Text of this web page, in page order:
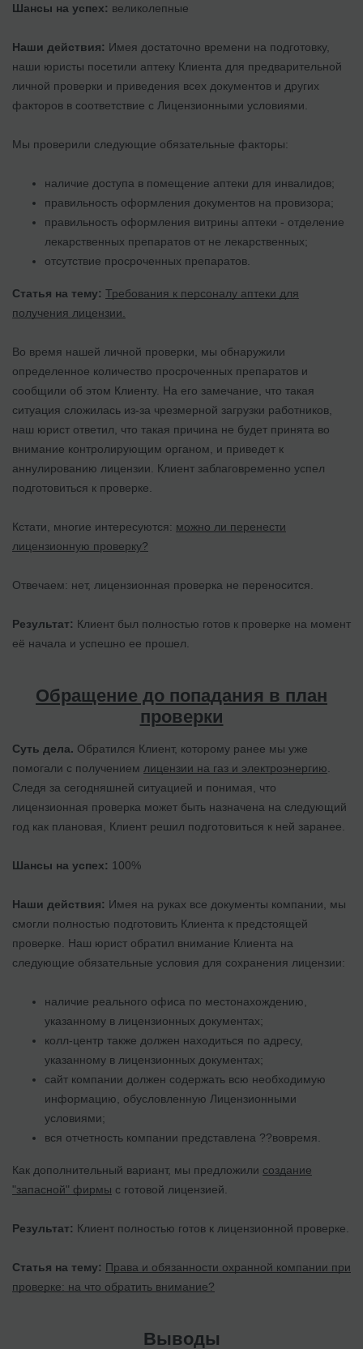
Шансы на успех: великолепные
Наши действия: Имея достаточно времени на подготовку,
наши юристы посетили аптеку Клиента для предварительной
личной проверки и приведения всех документов и других
факторов в соответствие с Лицензионными условиями.
Мы проверили следующие обязательные факторы:
наличие доступа в помещение аптеки для инвалидов;
правильность оформления документов на провизора;
правильность оформления витрины аптеки - отделение
лекарственных препаратов от не лекарственных;
отсутствие просроченных препаратов.
Статья на тему: Требования к персоналу аптеки для
получения лицензии.
Во время нашей личной проверки, мы обнаружили
определенное количество просроченных препаратов и
сообщили об этом Клиенту. На его замечание, что такая
ситуация сложилась из-за чрезмерной загрузки работников,
наш юрист ответил, что такая причина не будет принята во
внимание контролирующим органом, и приведет к
аннулированию лицензии. Клиент заблаговременно успел
подготовиться к проверке.
Кстати, многие интересуются: можно ли перенести
лицензионную проверку?
Отвечаем: нет, лицензионная проверка не переносится.
Результат: Клиент был полностью готов к проверке на момент
её начала и успешно ее прошел.
Обращение до попадания в план
проверки
Суть дела. Обратился Клиент, которому ранее мы уже
помогали с получением лицензии на газ и электроэнергию
Следя за сегодняшней ситуацией и понимая, что
лицензионная проверка может быть назначена на следующий
год как плановая, Клиент решил подготовиться к ней заранее.
Шансы на успех: 100%
Наши действия: Имея на руках все документы компании, мы
смогли полностью подготовить Клиента к предстоящей
проверке. Наш юрист обратил внимание Клиента на
следующие обязательные условия для сохранения лицензии:
наличие реального офиса по местонахождению,
указанному в лицензионных документах;
колл-центр также должен находиться по адресу,
указанному в лицензионных документах;
сайт компании должен содержать всю необходимую
информацию, обусловленную Лицензионными
условиями;
вся отчетность компании представлена ??вовремя.
Как дополнительный вариант, мы предложили создание
"запасной" фирмы с готовой лицензией.
Результат: Клиент полностью готов к лицензионной проверке.
Статья на тему: Права и обязанности охранной компании при
проверке: на что обратить внимание?
Выводы